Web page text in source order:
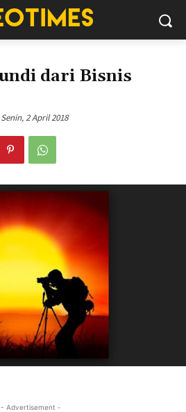
dari Bisnis
Senin, 2 April 2018
- Advertisement -